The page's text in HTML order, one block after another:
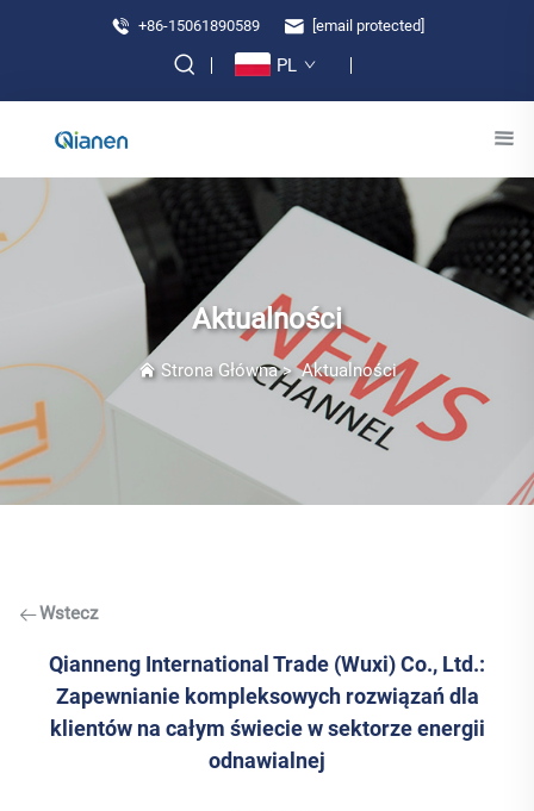
+86-15061890589 [email protected]
PL
Aktualności
Strona Główna>Aktualności
Wstecz
Qianneng International Trade (Wuxi) Co., Ltd.:
Zapewnianie kompleksowych rozwiązań dla
klientów na całym świecie w sektorze energii
odnawialnej